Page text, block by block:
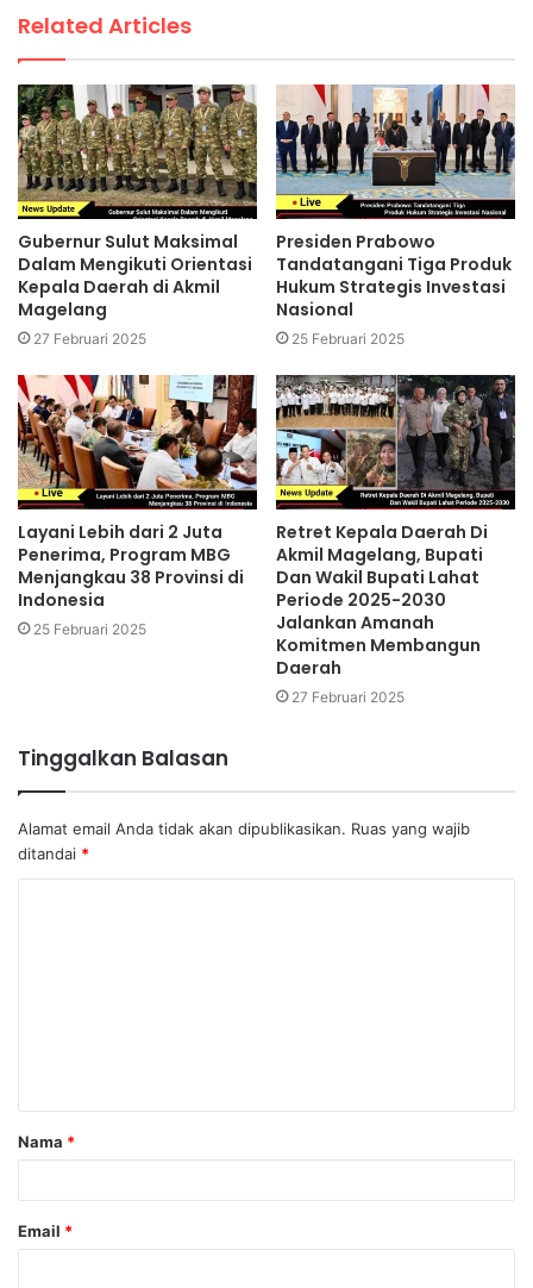
Related Articles
Gubernur Sulut Maksimal
Dalam Mengikuti Orientasi
Kepala Daerah di Akmil
Magelang
27 Februari 2025
Presiden Prabowo
Tandatangani Tiga Produk
Hukum Strategis Investasi
Nasional
25 Februari 2025
Layani Lebih dari 2 Juta
Penerima, Program MBG
Menjangkau 38 Provinsi di
Indonesia
25 Februari 2025
Retret Kepala Daerah Di
Akmil Magelang, Bupati
Dan Wakil Bupati Lahat
Periode 2025-2030
Jalankan Amanah
Komitmen Membangun
Daerah
27 Februari 2025
Tinggalkan Balasan
Alamat email Anda tidak akan dipublikasikan. Ruas yang wajib
ditandai *
a
r
Nama *
Email *